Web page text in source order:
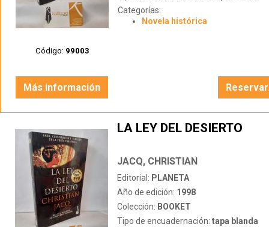
Código: 99003
Categorías:
Novela histórica
Más información
LA LEY DEL DESIERTO
JACQ, CHRISTIAN
Editorial: PLANETA
Año de edición: 1998
Colección: BOOKET
Tipo de encuadernación: tapa blanda